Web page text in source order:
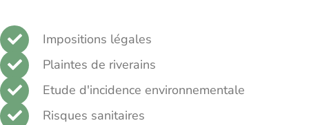
Impositions légales
Plaintes de riverains
Etude d'incidence environnementale
Risques sanitaires